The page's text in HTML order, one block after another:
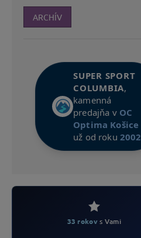
ARCHÍV
SUPER SPORT
COLUMBIA,
kamenná
predajňa v OC
Optima Košice
už od roku 2002
33 rokovs Vami